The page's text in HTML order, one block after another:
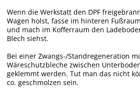
Wenn die Werkstatt den DPF
Wagen holst, fasse im hinteren
und mach im Kofferraum den
Blech siehst.
Bei einer Zwangs-/Standregeneration
Wäreschutzbleche zwischen
geklemmt werden. Tut man das nicht
co. geschmolzen sein.